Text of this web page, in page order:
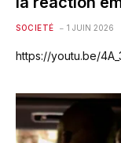
SOCIETÉ 1 JUIN 2026
https://youtu.be/